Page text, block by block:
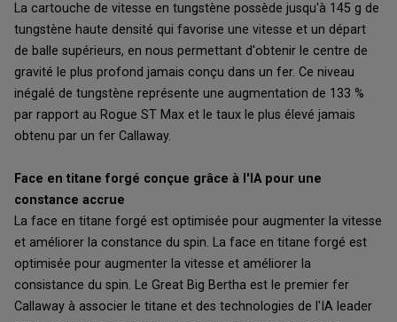
La cartouche de vitesse en tungstène possède jusqu'à 145 g de
tungstène haute densité qui favorise une vitesse et un départ
de balle supérieurs, en nous permettant d'obtenir le centre de
gravité le plus profond jamais conçu dans un fer. Ce niveau
inégalé de tungstène représente une augmentation de 133 %
par rapport au Rogue ST Max et le taux le plus élevé jamais
obtenu par un fer Callaway.
Face en titane forgé conçue grâce à l'IA pour une
constance accrue
La face en titane forgé est optimisée pour augmenter la vitesse
et améliorer la constance du spin. La face en titane forgé est
optimisée pour augmenter la vitesse et améliorer la
consistance du spin. Le Great Big Bertha est le premier fer
Callaway à associer le titane et des technologies de l'IA leader